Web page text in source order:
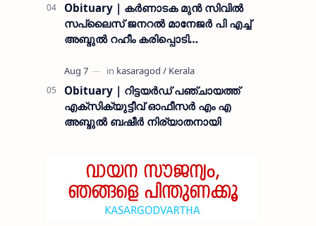
Obituary | കർണാടക മുൻ സിവില്‍
സപ്ലൈസ് ജനറൽ മാനേജർ പി എച്ച്
അബ്ദുൽ റഹീം കരിപ്പൊടി
Obituary | റിട്ടയർഡ് പഞ്ചായത്ത്
എക്സിക്യുട്ടീവ് ഓഫീസർ എം എ
അബ്ദുൽ ബഷീർ നിര്യാതനായി